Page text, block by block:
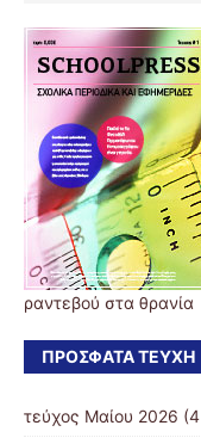
ραντεβού στα θρανία
ΠΡΌΣΦΑΤΑ ΤΕΎΧΗ
τεύχος Μαίου 2026